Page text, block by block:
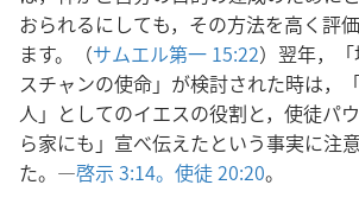
おられるにしても，その方法を高く評
ます。（サムエル第一 15:22）翌年，
スチャンの使命」が検討された時は，
人」としてのイエスの役割と，使徒パ
ら家にも」宣べ伝えたという事実に注
た。―啓示 3:14。 使徒 20:20。